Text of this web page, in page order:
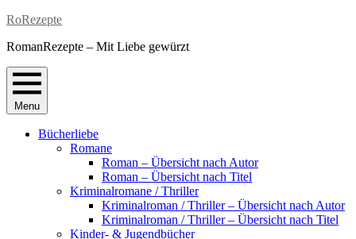
Skip
content
RoRezepte
RomanRezepte – Mit Liebe gewürzt
Menu
Bücherliebe
Romane
Roman – Übersicht nach Autor
Roman – Übersicht nach Titel
Kriminalromane / Thriller
Kriminalroman / Thriller – Übersicht nach Autor
Kriminalroman / Thriller – Übersicht nach Titel
Kinder- & Jugendbücher